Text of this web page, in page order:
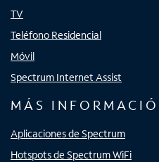
TV
Teléfono Residencial
Móvil
Spectrum Internet Assist
MÁS
Aplicaciones de Spectrum
Hotspots de Spectrum WiFi